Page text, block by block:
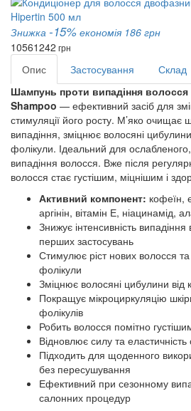
Знижка -15% економія 186 грн
10561242 грн
Опис Застосування
Склад
Шампунь проти випадіння
Shampoo — ефективний засіб для
стимуляції його росту. М’яко очищає
випадіння, зміцнює волосяні
фолікули. Ідеальний для
випадіння волосся. Вже після
волосся стає густішим, міцнішим і
Активний компонент: кофеїн,
аргінін, вітамін Е, ніацинамід,
Знижує інтенсивність
перших застосувань
Стимулює ріст нових волосся
фолікули
Зміцнює волосяні цибулини від
Покращує мікроциркуляцію
фолікулів
Робить волосся помітно
Відновлює силу та
Підходить для щоденного
без пересушування
Ефективний при сезонному
салонних процедур